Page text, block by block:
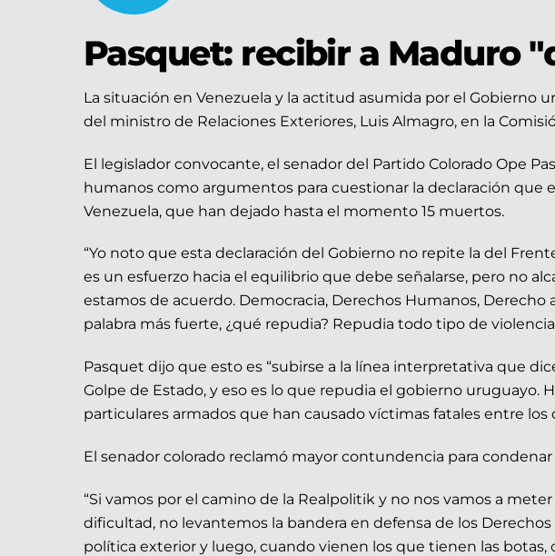
Pasquet: recibir a Maduro
La situación en Venezuela y la actitud asumida por el Gobierno
del ministro de Relaciones Exteriores, Luis Almagro, en la
El legislador convocante, el senador del Partido Colorado Ope
humanos como argumentos para cuestionar la declaración que
Venezuela, que han dejado hasta el momento 15 muertos.
“Yo noto que esta declaración del Gobierno no repite la del
es un esfuerzo hacia el equilibrio que debe señalarse, pero no
estamos de acuerdo. Democracia, Derechos Humanos,
palabra más fuerte, ¿qué repudia? Repudia todo tipo de
Pasquet dijo que esto es “subirse a la línea interpretativa que
Golpe de Estado, y eso es lo que repudia el gobierno uruguayo.
particulares armados que han causado víctimas fatales entre
El senador colorado reclamó mayor contundencia para
“Si vamos por el camino de la Realpolitik y no nos vamos a
dificultad, no levantemos la bandera en defensa de los
política exterior y luego, cuando vienen los que tienen las